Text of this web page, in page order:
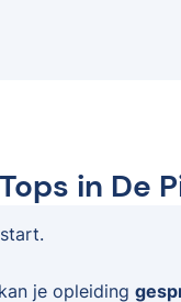
in De
je opleiding